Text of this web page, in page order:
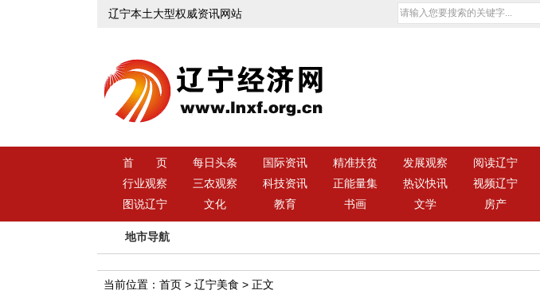
辽宁本土大型权威资讯网站
首 页 每日头条 国际资讯 精准扶贫 发展观察 阅读辽宁
行业观察
三农观察 科技资讯 正能量集 热议快讯 视频辽宁
图说辽宁
文化 教育 书画 文学 房产
地市导航
当前位置： 首页 > 辽宁美食 > 正文